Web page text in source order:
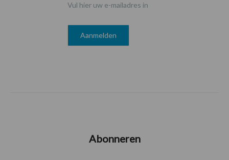
Vul hier uw e-mailadres in
Abonneren